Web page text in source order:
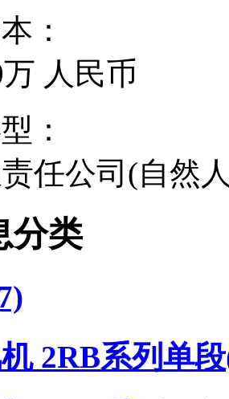
：
人民币
：
任公司(自然
分类
2RB系列单段